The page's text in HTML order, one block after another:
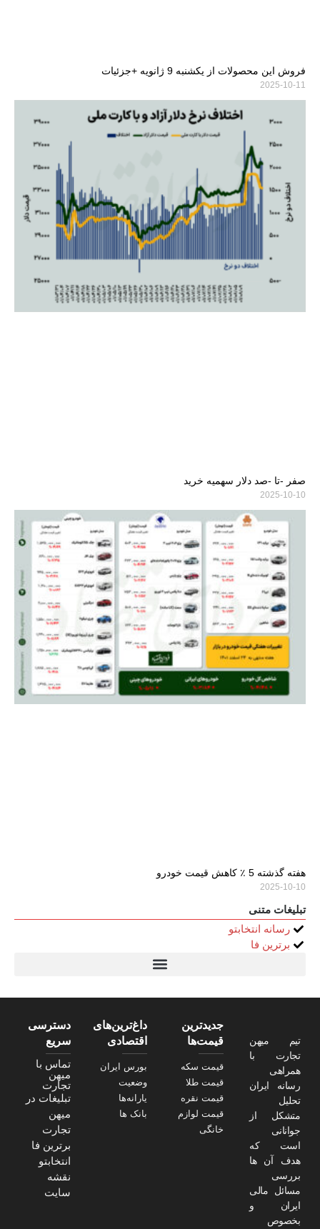
فروش این محصولات از یکشنبه 9 ژانویه +جزئیات
2025-10-11
صفر -تا -صد دلار سهمیه خرید
2025-10-10
هفته گذشته 5 ٪ کاهش قیمت خودرو
2025-10-10
تبلیغات متنی
رسانه انتخابتو
برترین فا
تیم میهن
تجارت با
همراهی
رسانه ایران
تحلیل
متشکل از
جوانانی
است که
هدف آن ها
بررسی
مسائل مالی
ایران و
بخصوص
جدیدترین
قیمت‌ها
قیمت سکه
قیمت طلا
قیمت نقره
قیمت لوازم
خانگی
داغ‌ترین‌های
اقتصادی
بورس ایران
وضعیت
یارانه‌ها
بانک ها
دسترسی
سریع
تماس با
میهن
تجارت
تبلیغات در
میهن
تجارت
برترین فا
انتخابتو
نقشه
سایت